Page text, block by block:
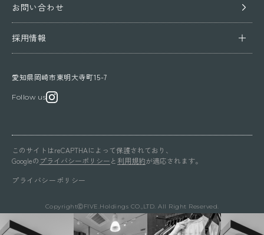
お問い合わせ
採用情報
事業内容
キャリア
愛知県岡崎市東明大寺町15-7
Follow us
このサイトはreCAPTHAによって保護されており、
Googleの プライバシーポリシーと 利用規約が適応されます。
プライバシーポリシー
CopyrightⒸFIVE.Holdings CO.,LTD. All Right Reserved.